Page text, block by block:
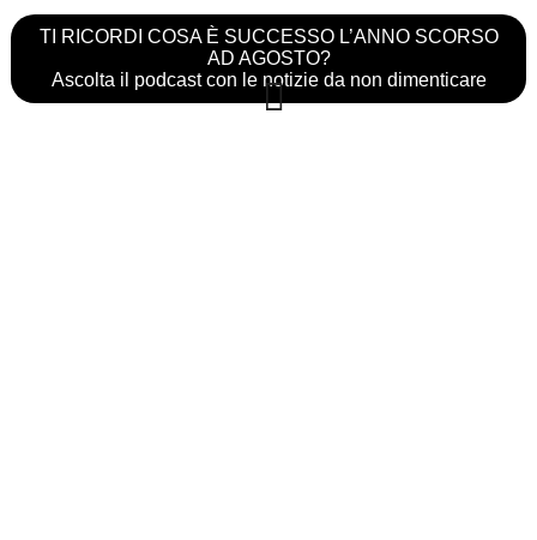
TI RICORDI COSA È SUCCESSO L’ANNO SCORSO
AD AGOSTO?
Ascolta il podcast con le notizie da non dimenticare